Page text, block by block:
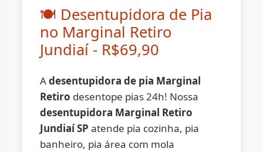
🍽️ Desentupidora de Pia
no Marginal Retiro
Jundiaí - R$69,90
Adesentupidora de pia Marginal
Retiro desentope pias 24h! Nossa
desentupidora Marginal Retiro
Jundiaí SP atende pia cozinha, pia
banheiro, pia área com mola